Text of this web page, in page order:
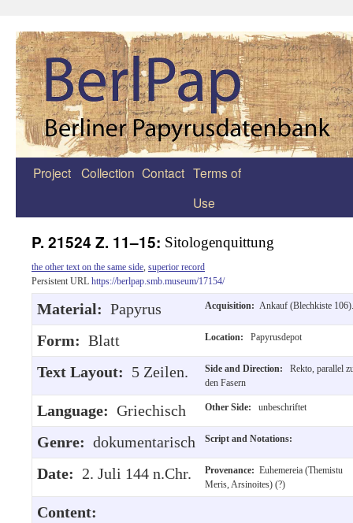
Zum
Project Collection Contact Terms of
Use
P. 21524 Z. 11–15: Sitologenquittung
the other text on the same side superior record
Persistent URL https://berlpap.smb.museum/17154/
Material: Papyrus Acquisition: Ankauf (Blechkiste 106).
Form: Blatt Location: Papyrusdepot
Text Layout: 5 Zeilen. Side and Direction:
Rekto, parallel
den Fasern
Language: Griechisch Other Side: unbeschriftet
Genre: dokumentarisch Script and Notations:
Date: 2. Juli 144 n.Chr. Provenance: Euhemereia (Themistu
Meris, Arsinoites) (?)
Content: